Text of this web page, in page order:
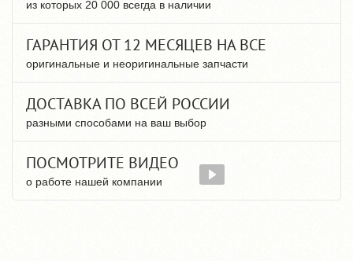
из которых 20 000 всегда в наличии
ГАРАНТИЯ ОТ 12 МЕСЯЦЕВ НА ВСЕ
оригинальные и неоригинальные запчасти
ДОСТАВКА ПО ВСЕЙ РОССИИ
разными способами на ваш выбор
ПОСМОТРИТЕ ВИДЕО
о работе нашей компании